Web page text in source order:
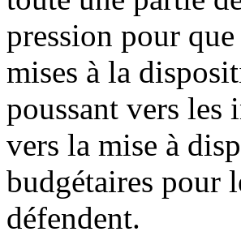
pression pour
mises à la
poussant vers les
vers la mise à
budgétaires pour
défendent.